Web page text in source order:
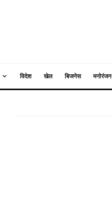
विदेश खेल बिजनेस मनोरंजन